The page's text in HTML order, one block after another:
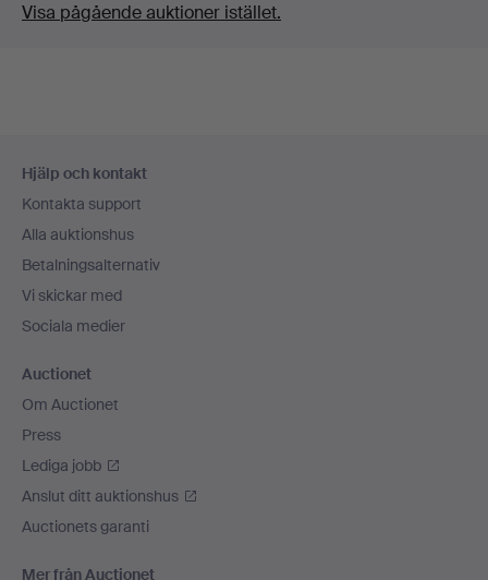
Visa pågående auktioner istället.
Hjälp och kontakt
Kontakta support
Alla auktionshus
Betalningsalternativ
Vi skickar med
Sociala medier
Auctionet
Om Auctionet
Press
Lediga jobb
Anslut ditt auktionshus
Auctionets garanti
Mer från Auctionet